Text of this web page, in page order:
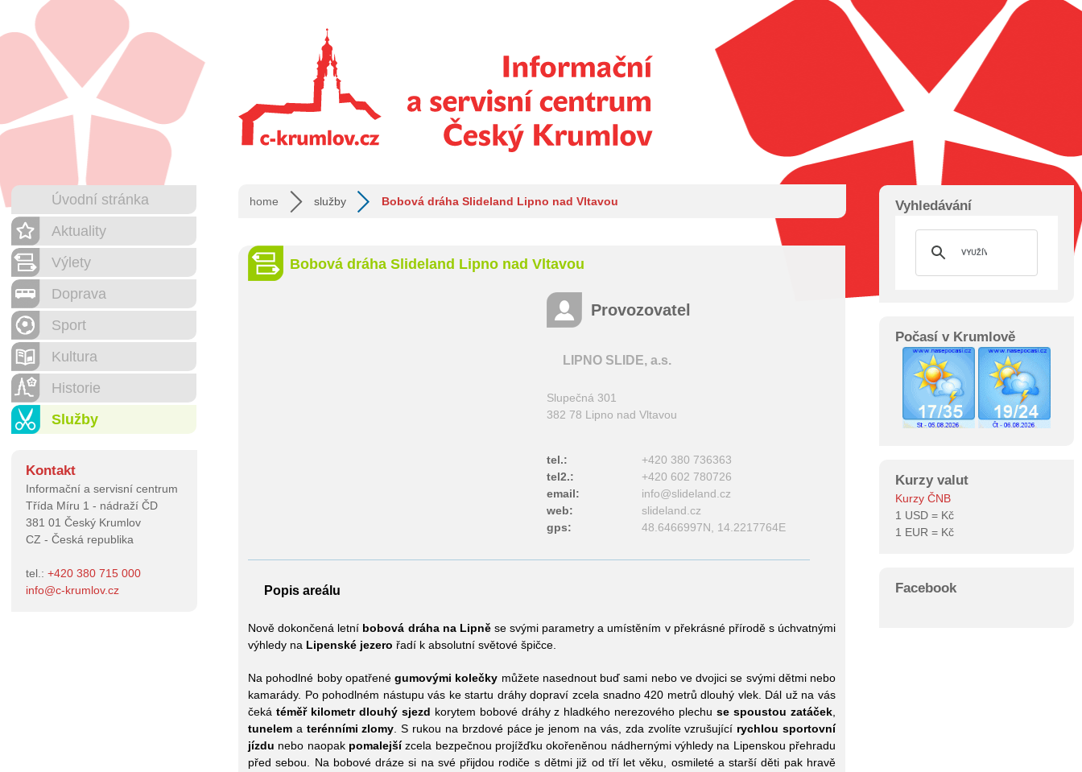
Úvodní stránka
Aktuality
Výlety
Doprava
Sport
Kultura
Historie
Služby
Kontakt
Informační a servisní centrum
Třída Míru 1 - nádraží ČD
381 01 Český Krumlov
CZ - Česká republika
tel.: +420 380 715 000
info@c-krumlov.cz
home služby Bobová dráha Slideland Lipno nad Vltavou
Bobová dráha Slideland Lipno nad Vltavou
Provozovatel
LIPNO SLIDE, a.s.
Slupečná 301
382 78 Lipno nad Vltavou
tel.:
+420 380 736363
tel2.:
+420 602 780726
email:
info@slideland.cz
web:
slideland.cz
gps:
48.6466997N, 14.2217764E
Popis areálu
Nově dokončená letní bobová dráha na Lipněse svými parametry a umístěním v překrásné přírodě s úchvatnými
výhledy na Lipenské jezero řadí k absolutní světové špičce.
Na pohodlné boby opatřené gumovými kolečky můžete nasednout buď sami nebo ve dvojici se svými dětmi nebo
kamarády. Po pohodlném nástupu vás ke startu dráhy dopraví zcela snadno 420 metrů dlouhý vlek. Dál už na vás
čeká téměř kilometr dlouhý sjezd korytem bobové dráhy z hladkého nerezového plechuse spoustou zatáček
tunelem a terénními zlomy . S rukou na brzdové páce je jenom na vás, zda zvolíte vzrušující rychlou sportovní
jízdu nebo naopak pomalejšízcela bezpečnou projížďku okořeněnou nádhernými výhledy na Lipenskou přehradu
před sebou. Na bobové dráze si na své přijdou rodiče s dětmi již od tří let věku, osmileté a starší děti pak hravě
Vyhledávání
Počasí v Krumlově
Kurzy valut
Kurzy ČNB
1 USD = Kč
1 EUR = Kč
Facebook